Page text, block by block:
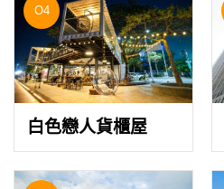
O4
白色戀人貨櫃屋